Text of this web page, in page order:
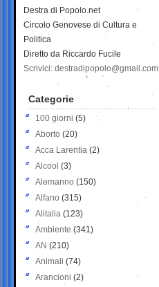
Destra di Popolo.net
Circolo Genovese di Cultura e
Politica
Diretto da Riccardo Fucile
Scrivici: destradipopolo@gmail.com
Categorie
100 giorni (5)
Aborto (20)
Acca Larentia (2)
Alcool (3)
Alemanno (150)
Alfano (315)
Alitalia (123)
Ambiente (341)
AN (210)
Animali (74)
Arancioni (2)